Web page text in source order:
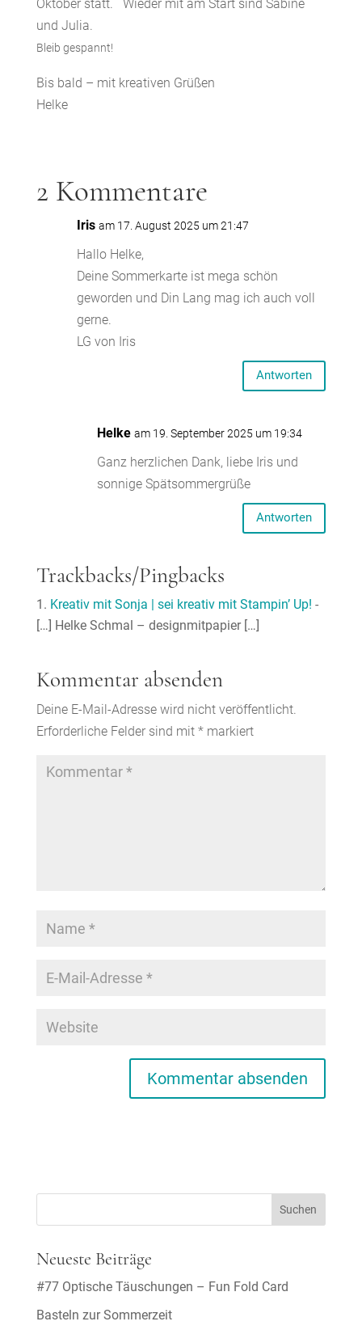
Oktober statt. Wieder mit am Start sind Sabine
und Julia.
Bleib gespannt!
Bis bald – mit kreativen Grüßen
Helke
2 Kommentare
Iris am 17. August 2025 um 21:47
Hallo Helke,
Deine Sommerkarte ist mega schön
geworden und Din Lang mag ich auch voll
gerne.
LG von Iris
Antworten
Helke am 19. September 2025 um 19:34
Ganz herzlichen Dank, liebe Iris und
sonnige Spätsommergrüße
Antworten
Trackbacks/Pingbacks
Kreativ mit Sonja | sei kreativ mit Stampin’ Up! -
[…] Helke Schmal – designmitpapier […]
Kommentar absenden
Deine E-Mail-Adresse wird nicht veröffentlicht.
Erforderliche Felder sind mit *markiert
Neueste Beiträge
#77 Optische Täuschungen – Fun Fold Card
Basteln zur Sommerzeit